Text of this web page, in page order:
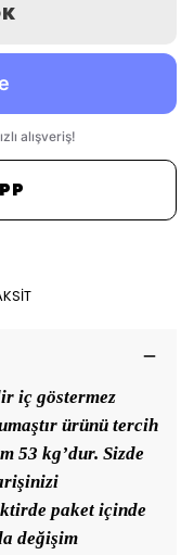
iç göstermez
ürünü tercih
53 kg’dur. Sizde
paket içinde
değişim